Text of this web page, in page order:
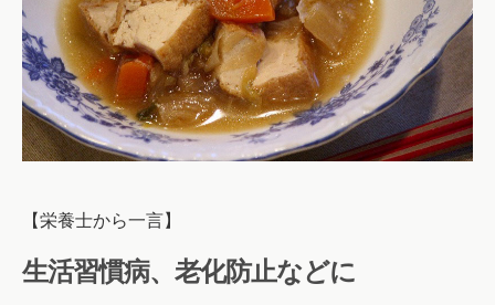
【栄養士から一言】
生活習慣病、老化防止などに